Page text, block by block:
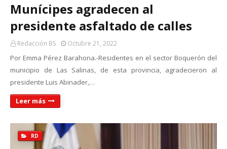
Munícipes agradecen al
presidente asfaltado de calles
Redacción BS Octubre 21, 2022
Por Emma Pérez Barahona.-Residentes en el sector Boquerón del
municipio de Las Salinas, de esta provincia, agradecieron al
presidente Luis Abinader,…
Leer más
RD